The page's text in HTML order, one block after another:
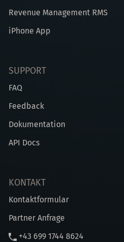
Revenue Management RMS
iPhone App
SUPPORT
FAQ
Feedback
Dokumentation
API Docs
KONTAKT
Kontaktformular
Partner Anfrage
+43 699 1744 8624